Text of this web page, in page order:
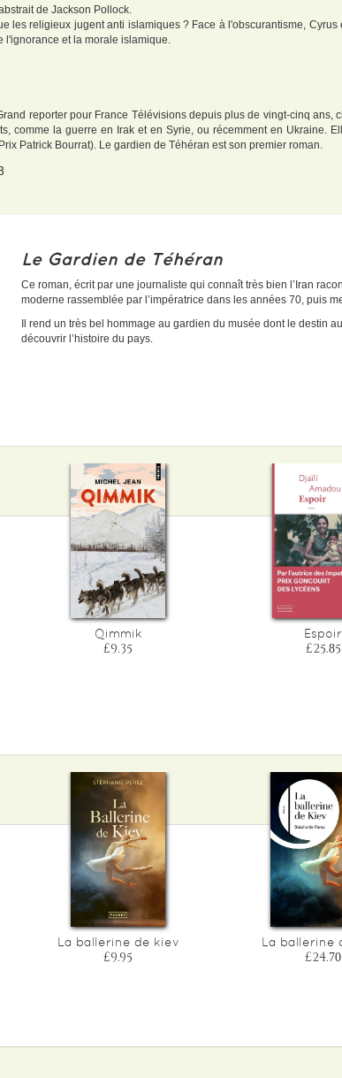
de Jackson Pollock.
les religieux jugent anti islamiques ? Face à l'obscurantisme,
l'ignorance et la morale islamique.
reporter pour France Télévisions depuis plus de vingt-cinq
comme la guerre en Irak et en Syrie, ou récemment en Ukraine.
Patrick Bourrat). Le gardien de Téhéran est son premier roman.
Le Gardien de Téhéran
Ce roman, écrit par une journaliste qui connaît très bien l’Iran
moderne rassemblée par l’impératrice dans les années 70, puis
Il rend un très bel hommage au gardien du musée dont le destin
découvrir l’histoire du pays.
Qimmik
£9.35
Espoir
£25.85
La ballerine de kiev
£9.95
La ballerine
£24.70